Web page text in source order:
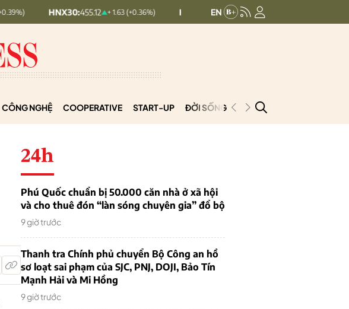
HNX30: 455.12 + 1.63 (+0.36%) HNXINDEX: + 0.25 (+0.09%)
CÔNG NGHỆ COOPERATIVE START-UP ĐỜI SỐNG PODCAST
24h
Phú Quốc chuẩn bị 50.000 căn nhà ở xã hội
và cho thuê đón “làn sóng chuyên gia” đổ bộ
9 giờ trước
Thanh tra Chính phủ chuyển Bộ Công an hồ
sơ loạt sai phạm của SJC, PNJ, DOJI, Bảo Tín
Mạnh Hải và Mi Hồng
9 giờ trước